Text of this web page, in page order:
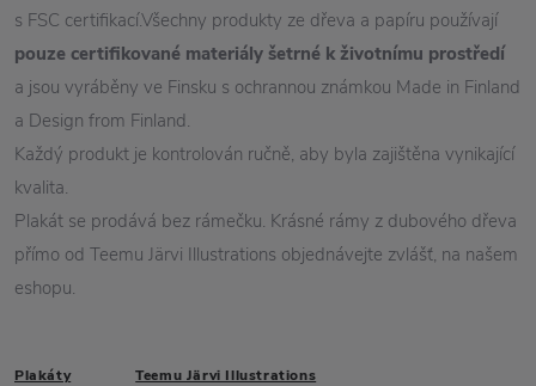
s FSC certifikací.Všechny produkty ze dřeva a papíru používají
pouze certifikované materiály šetrné k životnímu prostředí
a jsou vyráběny ve Finsku s ochrannou známkou Made in Finland
a Design from Finland.
Každý produkt je kontrolován ručně, aby byla zajištěna vynikající
kvalita.
Plakát se prodává bez rámečku. Krásné rámy z dubového dřeva
přímo od Teemu Järvi Illustrations objednávejte zvlášť, na našem
eshopu.
Plakáty Teemu Järvi Illustrations